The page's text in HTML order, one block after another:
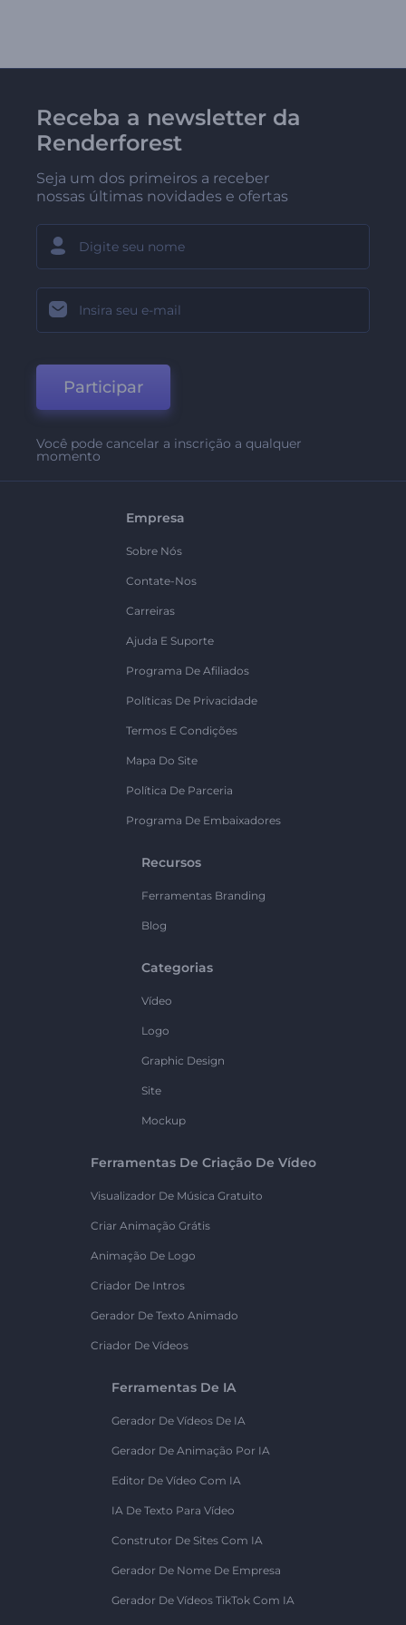
Receba a newsletter da
Renderforest
Seja um dos primeiros a receber
nossas últimas novidades e ofertas
Participar
Você pode cancelar a inscrição a qualquer
momento
Empresa
Sobre Nós
Contate-Nos
Carreiras
Ajuda E Suporte
Programa De Afiliados
Políticas De Privacidade
Termos E Condições
Mapa Do Site
Política De Parceria
Programa De Embaixadores
Recursos
Ferramentas Branding
Blog
Categorias
Vídeo
Logo
Graphic Design
Site
Mockup
Ferramentas De Criação De Vídeo
Visualizador De Música Gratuito
Criar Animação Grátis
Animação De Logo
Criador De Intros
Gerador De Texto Animado
Criador De Vídeos
Ferramentas De IA
Gerador De Vídeos De IA
Gerador De Animação Por IA
Editor De Vídeo Com IA
IA De Texto Para Vídeo
Construtor De Sites Com IA
Gerador De Nome De Empresa
Gerador De Vídeos TikTok Com IA